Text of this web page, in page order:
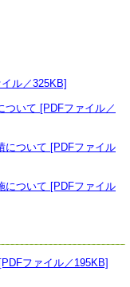
ル／325KB]
ついて [PDFファイル／
について [PDFファイル
について [PDFファイル
ファイル／195KB]